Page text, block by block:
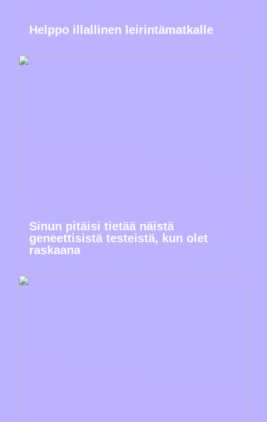
Helppo illallinen leirintämatkalle
Sinun pitäisi tietää näistä
geneettisistä testeistä, kun olet
raskaana